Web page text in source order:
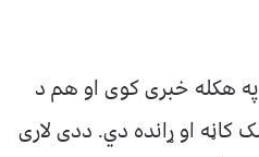
په هکله خبری کوی او هم د
او ړانده دي. ددی لاری